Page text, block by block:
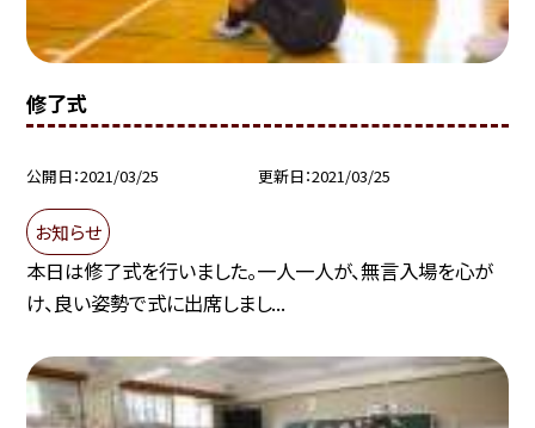
修了式
公開日 2021/03/25 更新日 2021/03/25
お知らせ
本日は修了式を行いました。一人一人が、無言入場を心が
け、良い姿勢で式に出席しまし...